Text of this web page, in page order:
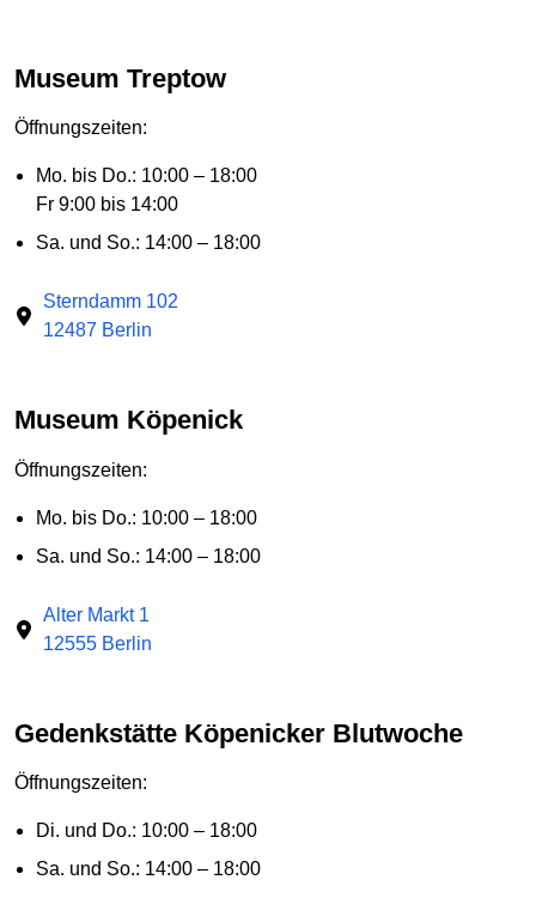
Museum Treptow
Öffnungszeiten:
Mo. bis Do.: 10:00 – 18:00
Fr 9:00 bis 14:00
Sa. und So.: 14:00 – 18:00
Sterndamm 102
12487 Berlin
Museum Köpenick
Öffnungszeiten:
Mo. bis Do.: 10:00 – 18:00
Sa. und So.: 14:00 – 18:00
Alter Markt 1
12555 Berlin
Gedenkstätte Köpenicker Blutwoche
Öffnungszeiten:
Di. und Do.: 10:00 – 18:00
Sa. und So.: 14:00 – 18:00